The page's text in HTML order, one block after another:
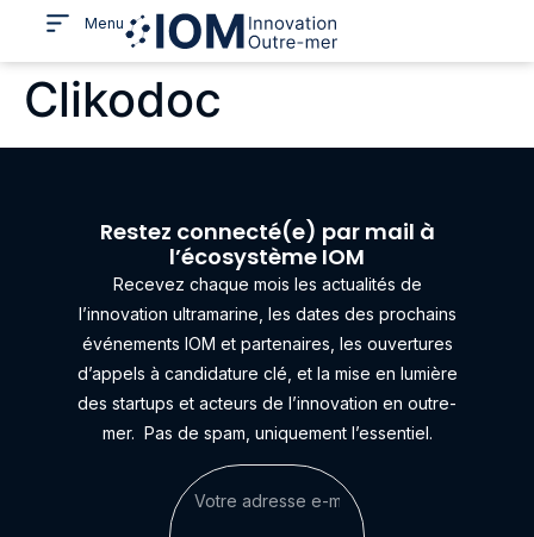
Menu
Clikodoc
Restez connecté(e) par mail à
l’écosystème IOM
Recevez chaque mois les actualités de
l’innovation ultramarine, les dates des prochains
événements IOM et partenaires, les ouvertures
d’appels à candidature clé, et la mise en lumière
des startups et acteurs de l’innovation en outre-
mer. Pas de spam, uniquement l’essentiel.